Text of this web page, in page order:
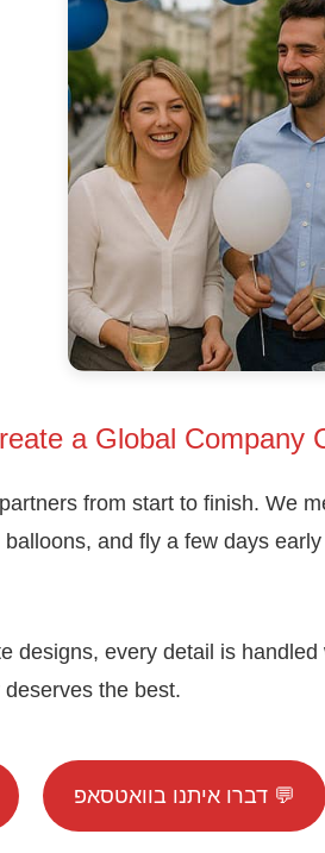
a Global Company
from start to finish. We
and fly a few days
designs, every detail is
the best.
💬 דברו איתנו בוואטסאפ